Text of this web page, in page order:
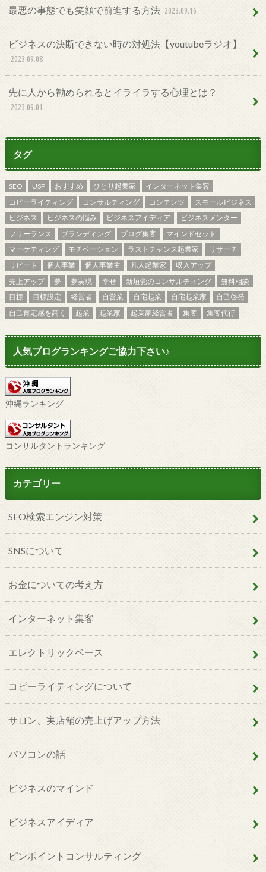
最悪の事態でも笑顔で前進する方法 2023.09.16
ビジネスの決断できない時の対処法【youtubeラジオ】
2023.09.08
先に人から勧められるとイライラする心理とは？
2023.09.01
タグ
SEO USP おすすめ ひとり起業家
インターネット集客
コピーライティング
コンサルティング コンテンツ
スモールビジネス
ビジネス
ビジネスの悩み ビジネスアイディア
ビジネスメンター
フリーランス
ブランディング ブログ集客
マインドセット
マーケティング
モチベーション ラストチャンス起業家
リサーチ
リピート
個人事業 個人事業主 凡人起業家
収入アップ
売上アップ
夢 夢実現 幸せ 新垣覚のコンサルティング
無料相談
目標
目標設定 経営者 自営業 自宅起業 自宅起業家
自己啓発
自己肯定感を高く
起業 起業家 起業家経営者 集客 集客代行
人気ブログランキングご協力下さい♪
沖縄ランキング
コンサルタントランキング
カテゴリー
SEO検索エンジン対策
SNSについて
お金についての考え方
インターネット集客
エレクトリックベース
コピーライティングについて
サロン、実店舗の売上げアップ方法
パソコンの話
ビジネスのマインド
ビジネスアイディア
ピンポイントコンサルティング